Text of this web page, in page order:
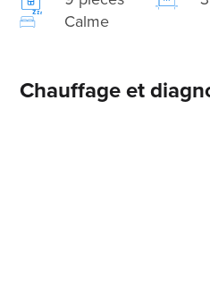
Calme
Chauffage et